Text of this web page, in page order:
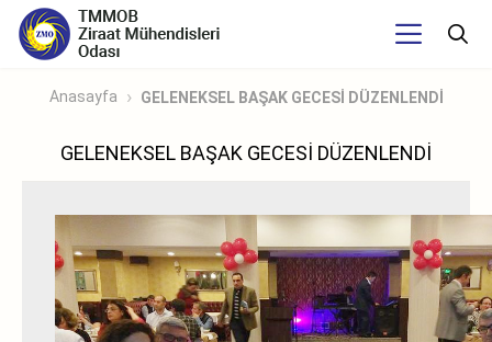
Anasayfa GELENEKSEL BAŞAK GECESİ DÜZENLENDİ
GELENEKSEL BAŞAK GECESİ DÜZENLENDİ